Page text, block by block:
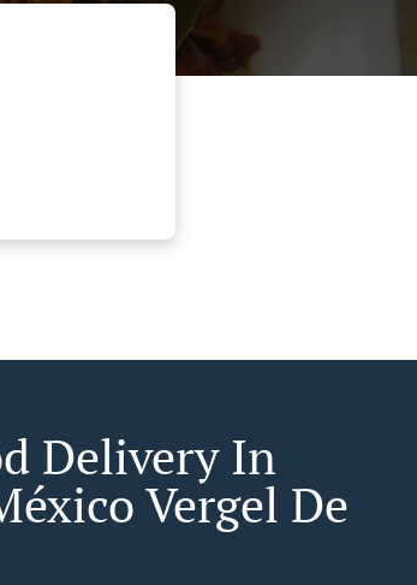
Delivery In
Vergel De